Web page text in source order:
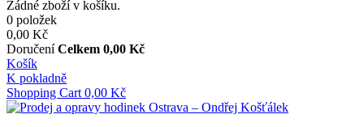
Žádné zboží v košíku.
0 položek
0,00 Kč
Doručení Celkem 0,00 Kč
Košík
K pokladně
Shopping Cart 0,00 Kč